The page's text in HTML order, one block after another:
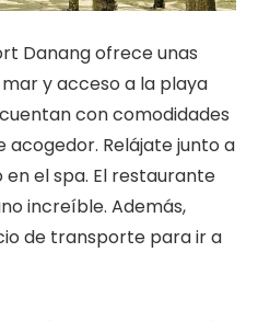
Danang ofrece unas
y acceso a la playa
con comodidades
Relájate junto a
el spa. El restaurante
increíble. Además,
de transporte para ir a